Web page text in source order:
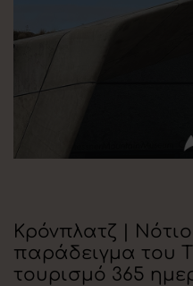
Κρόνπλατζ | Νότιο
παράδειγμα του
τουρισμό 365